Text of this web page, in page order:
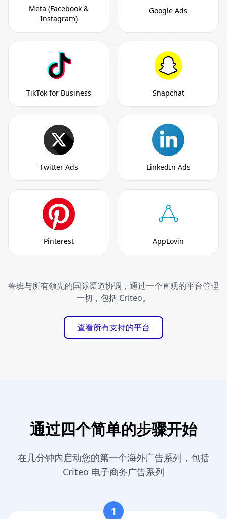
Meta (Facebook &
Instagram)
Google Ads
TikTok for Business Snapchat
Twitter Ads LinkedIn Ads
Pinterest AppLovin
鲁班与所有领先的国际渠道协调，通过一个直观的平台管理
一切，包括 Criteo。
查看所有支持的平台
通过四个简单的步骤开始
在几分钟内启动您的第一个海外广告系列，包括
Criteo 电子商务广告系列
1